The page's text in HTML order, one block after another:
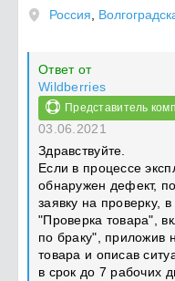
Россия
Ответ от
Wildberries
Представитель
03.06.2021
Здравствуйте.
Если в процессе
обнаружен дефект,
заявку на проверку,
"Проверка товара",
по браку", приложив
товара и описав
в срок до 7 рабочих